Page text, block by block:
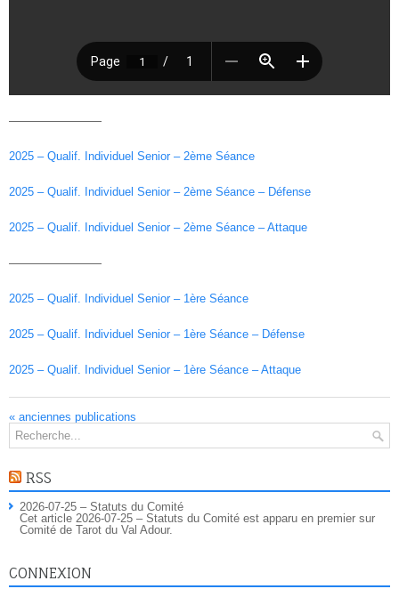
————————
2025 – Qualif. Individuel Senior – 2ème Séance
2025 – Qualif. Individuel Senior – 2ème Séance – Défense
2025 – Qualif. Individuel Senior – 2ème Séance – Attaque
————————
2025 – Qualif. Individuel Senior – 1ère Séance
2025 – Qualif. Individuel Senior – 1ère Séance – Défense
2025 – Qualif. Individuel Senior – 1ère Séance – Attaque
« anciennes publications
RSS
2026-07-25 – Statuts du Comité
Cet article 2026-07-25 – Statuts du Comité est apparu en premier sur
Comité de Tarot du Val Adour.
CONNEXION